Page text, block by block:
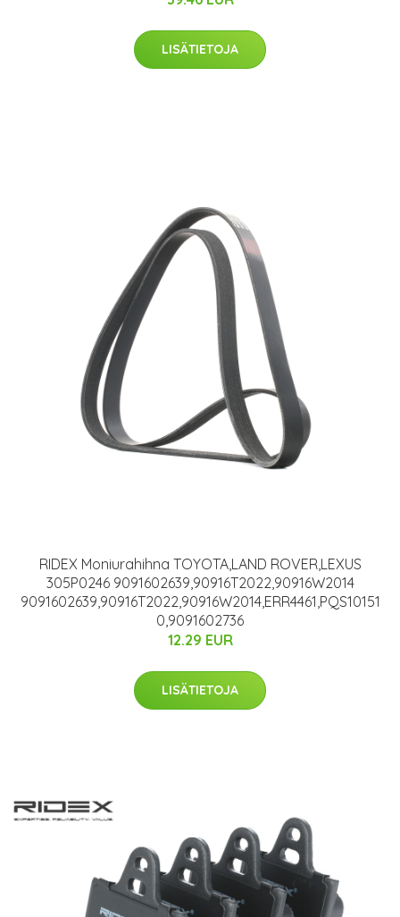
LISÄTIETOJA
RIDEX Moniurahihna TOYOTA,LAND ROVER,LEXUS
305P0246 9091602639,90916T2022,90916W2014
9091602639,90916T2022,90916W2014,ERR4461,PQS10151
0,9091602736
12.29 EUR
LISÄTIETOJA